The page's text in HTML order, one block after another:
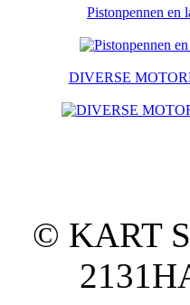
Pistonpennen en
DIVERSE
© KART